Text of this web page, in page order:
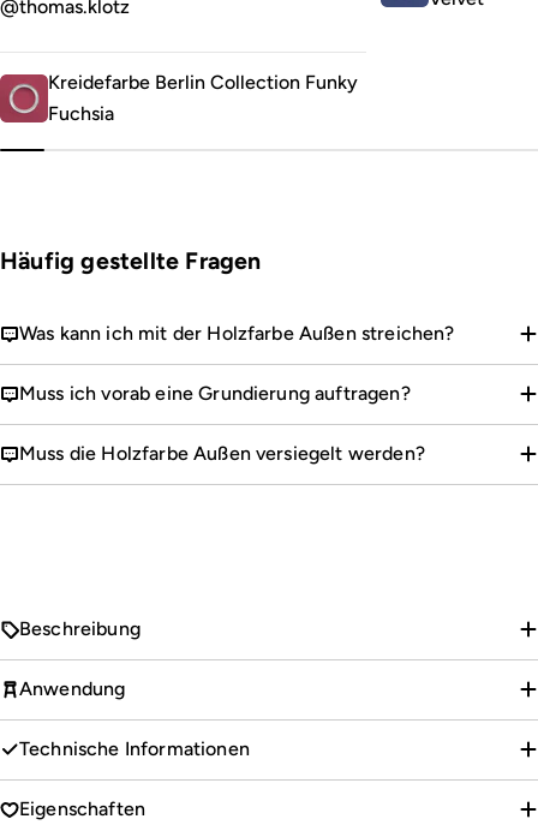
@thomas.klotz
Kreidefarbe Berlin Collection Funky
Fuchsia
Häufig gestellte Fragen
Was kann ich mit der Holzfarbe Außen streichen?
Muss ich vorab eine Grundierung auftragen?
Muss die Holzfarbe Außen versiegelt werden?
Beschreibung
Anwendung
Technische Informationen
Eigenschaften